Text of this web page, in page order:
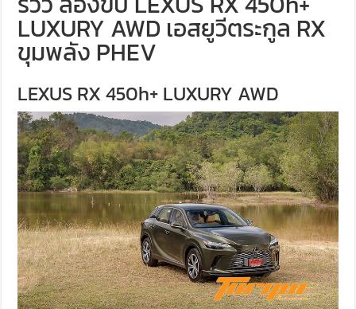
LUXURY AWD เอสยูวีตระกูล RX
ขุมพลัง PHEV
LEXUS RX 450h+ LUXURY AWD